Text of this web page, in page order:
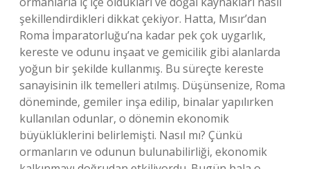
şekillendirdikleri dikkat çekiyor. Hatta, Mısır’dan
Roma İmparatorluğu’na kadar pek çok uygarlık,
kereste ve odunu inşaat ve gemicilik gibi alanlarda
yoğun bir şekilde kullanmış. Bu süreçte kereste
sanayisinin ilk temelleri atılmış. Düşünsenize, Roma
döneminde, gemiler inşa edilip, binalar yapılırken
kullanılan odunlar, o dönemin ekonomik
büyüklüklerini belirlemişti. Nasıl mı? Çünkü
ormanların ve odunun bulunabilirliği, ekonomik